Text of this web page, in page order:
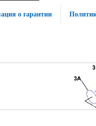
о гарантии